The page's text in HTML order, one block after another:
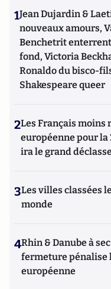
1Jean Dujardin &
nouveaux amours,
Benchetrit
fond, Victoria
Ronaldo du bisco-
Shakespeare queer
2Les Français moins
européenne pour la
ira le grand
3Les villes classées
monde
4Rhin & Danube à
fermeture pénalise
européenne